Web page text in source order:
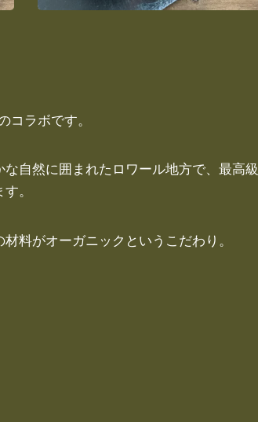
ラボです。
自然に囲まれたロワール地方で、最高級
。
料がオーガニックというこだわり。